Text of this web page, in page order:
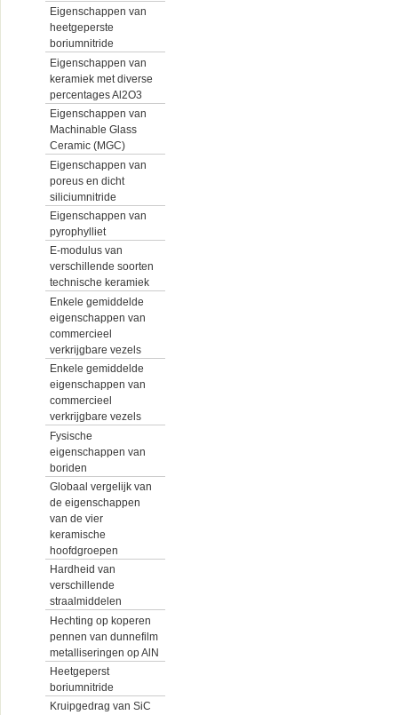
Eigenschappen van
heetgeperste
boriumnitride
Eigenschappen van
keramiek met diverse
percentages Al2O3
Eigenschappen van
Machinable Glass
Ceramic (MGC)
Eigenschappen van
poreus en dicht
siliciumnitride
Eigenschappen van
pyrophylliet
E-modulus van
verschillende soorten
technische keramiek
Enkele gemiddelde
eigenschappen van
commercieel
verkrijgbare vezels
Enkele gemiddelde
eigenschappen van
commercieel
verkrijgbare vezels
Fysische
eigenschappen van
boriden
Globaal vergelijk van
de eigenschappen
van de vier
keramische
hoofdgroepen
Hardheid van
verschillende
straalmiddelen
Hechting op koperen
pennen van dunnefilm
metalliseringen op AlN
Heetgeperst
boriumnitride
Kruipgedrag van SiC